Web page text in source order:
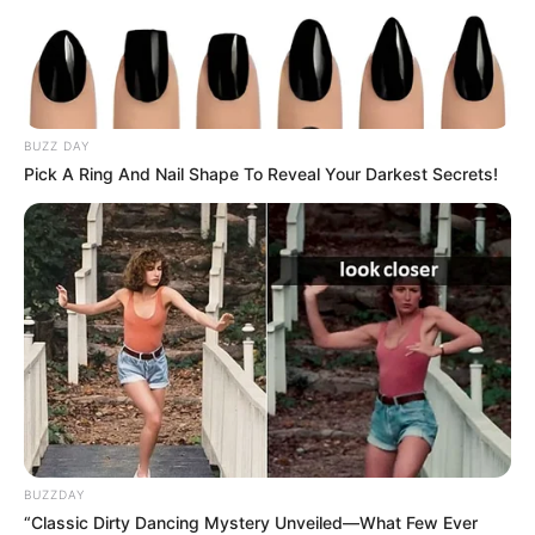
A tragédia péntek délután 15 óra 30 perc körül
történt. A diák a strand vizében tűnt el, egy olyan
részen, ahol a meder hirtelen mélyül, és a
BUZZ DAY
Pick A Ring And Nail Shape To Reveal Your Darkest Secrets!
BUZZDAY
“Classic Dirty Dancing Mystery Unveiled—What Few Ever